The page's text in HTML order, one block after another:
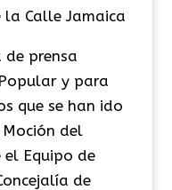
Calle Jamaica
prensa
y para
que se han ido
del
Equipo de
de